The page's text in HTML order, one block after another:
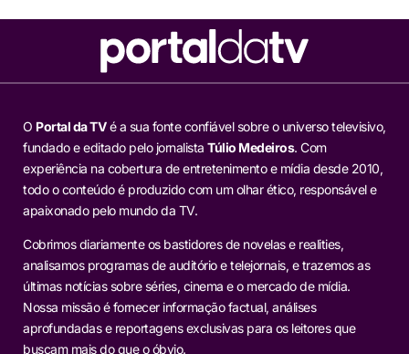
O Portal da TVé a sua fonte confiável sobre o universo televisivo,
fundado e editado pelo jornalista Túlio Medeiros. Com
experiência na cobertura de entretenimento e mídia desde 2010,
todo o conteúdo é produzido com um olhar ético, responsável e
apaixonado pelo mundo da TV.
Cobrimos diariamente os bastidores de novelas e realities,
analisamos programas de auditório e telejornais, e trazemos as
últimas notícias sobre séries, cinema e o mercado de mídia.
Nossa missão é fornecer informação factual, análises
aprofundadas e reportagens exclusivas para os leitores que
buscam mais do que o óbvio.